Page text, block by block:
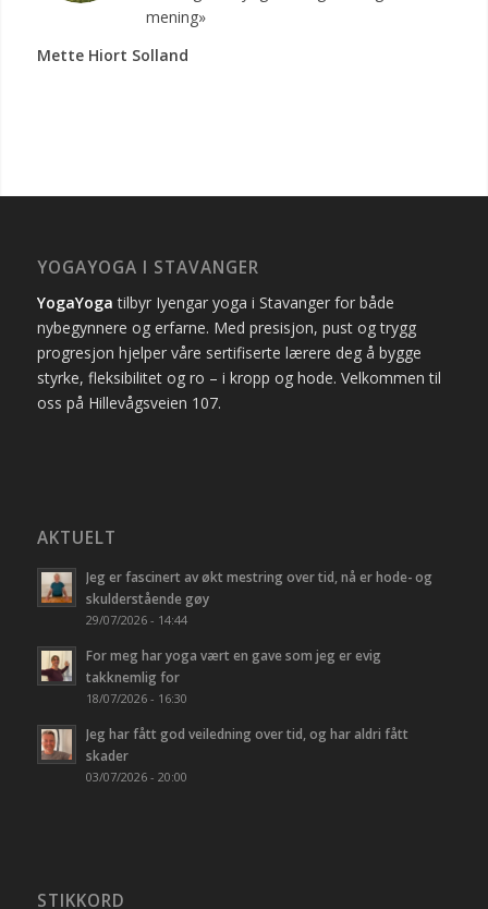
mening»
Mette Hiort Solland
YOGAYOGA I STAVANGER
YogaYoga tilbyr Iyengar yoga i Stavanger for både
nybegynnere og erfarne. Med presisjon, pust og trygg
progresjon hjelper våre sertifiserte lærere deg å bygge
styrke, fleksibilitet og ro – i kropp og hode. Velkommen til
oss på Hillevågsveien 107.
AKTUELT
Jeg er fascinert av økt mestring over tid, nå er hode- og
skulderstående gøy
29/07/2026 - 14:44
For meg har yoga vært en gave som jeg er evig
takknemlig for
18/07/2026 - 16:30
Jeg har fått god veiledning over tid, og har aldri fått
skader
03/07/2026 - 20:00
STIKKORD